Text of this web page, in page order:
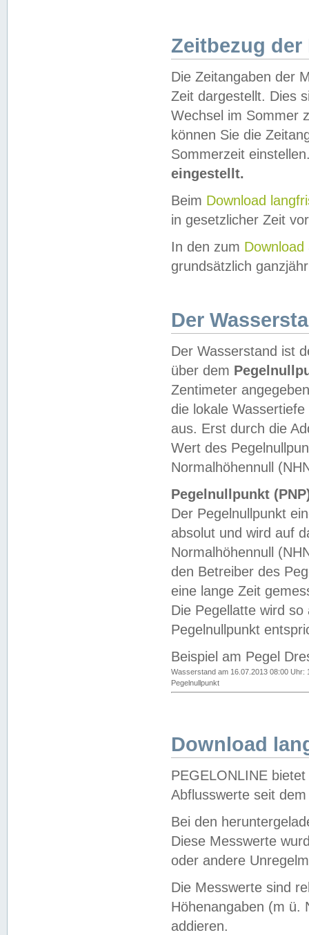
Zeitbezug der
Die Zeitangaben der
Zeit dargestellt. Dies
Wechsel im Sommer
können Sie die
Sommerzeit
eingestellt.
Beim Download
in gesetzlicher Zeit
In den zum Download
grundsätzlich
Der
Der Wasserstand ist
über dem
Zentimeter
die lokale
aus. Erst durch die
Wert des
Normalhöhennull
Pegelnullpunkt
Der Pegelnullpunkt
absolut und wird auf
Normalhöhennull
den Betreiber des
eine lange Zeit
Die Pegellatte wird
Pegelnullpunkt
Beispiel am Pegel
Wasserstand am 16.07.2013 08:00 Uhr:
Pegelnullpunkt
Download
PEGELONLINE
Abflusswerte seit
Bei den
Diese Messwerte
oder andere
Die Messwerte sind
Höhenangaben (m ü.
addieren.